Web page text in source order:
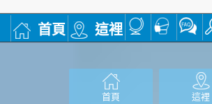
首頁 這裡
首頁 這裡